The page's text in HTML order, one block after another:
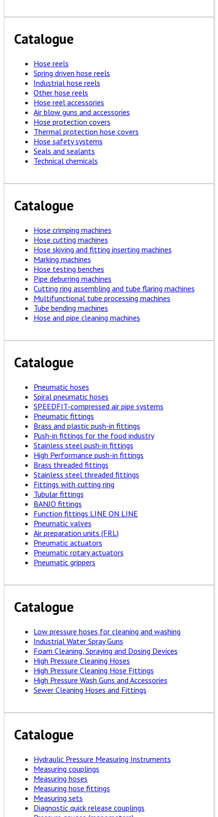
Catalogue
Hose reels
Spring driven hose reels
Industrial hose reels
Other hose reels
Hose reel accessories
Air blow guns and accessories
Hose protection covers
Thermal protection hose covers
Hose safety systems
Seals and sealants
Technical chemicals
Catalogue
Hose crimping machines
Hose cutting machines
Hose skiving and fitting inserting machines
Marking machines
Hose testing benches
Pipe deburring machines
Cutting ring assembling and tube flaring machines
Multifunctional tube processing machines
Tube bending machines
Hose and pipe cleaning machines
Catalogue
Pneumatic hoses
Spiral pneumatic hoses
SPEEDFIT-compressed air pipe systems
Pneumatic fittings
Brass and plastic push-in fittings
Push-in fittings for the food industry
Stainless steel push-in fittings
High Performance push-in fittings
Brass threaded fittings
Stainless steel threaded fittings
Fittings with cutting ring
Tubular fittings
BANJO fittings
Function fittings LINE ON LINE
Pneumatic valves
Air preparation units (FRL)
Pneumatic actuators
Pneumatic rotary actuators
Pneumatic grippers
Catalogue
Low pressure hoses for cleaning and washing
Industrial Water Spray Guns
Foam Cleaning, Spraying and Dosing Devices
High Pressure Cleaning Hoses
High Pressure Cleaning Hose Fittings
High Pressure Wash Guns and Accessories
Sewer Cleaning Hoses and Fittings
Catalogue
Hydraulic Pressure Measuring Instruments
Measuring couplings
Measuring hoses
Measuring hose fittings
Measuring sets
Diagnostic quick release couplings